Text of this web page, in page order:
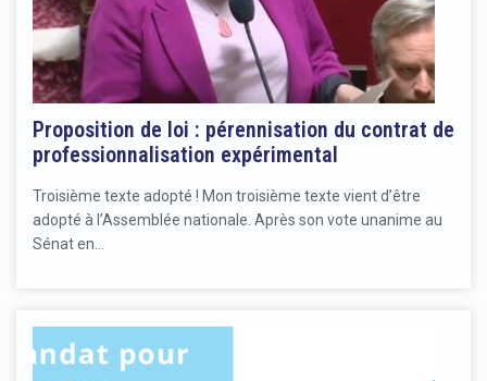
Proposition de loi : pérennisation du contrat de
professionnalisation expérimental
Troisième texte adopté ! Mon troisième texte vient d’être
adopté à l’Assemblée nationale. Après son vote unanime au
Sénat en…